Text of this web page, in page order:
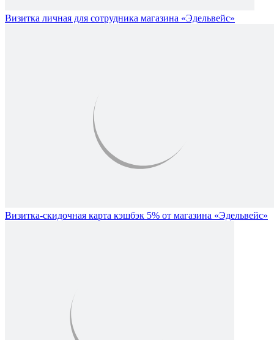
Визитка личная для сотрудника магазина «Эдельвейс»
Визитка-скидочная карта кэшбэк 5% от магазина «Эдельвейс»